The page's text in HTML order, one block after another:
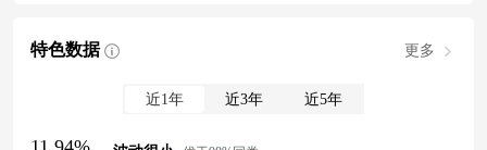
特色数据 更多
近1年 近3年 近5年